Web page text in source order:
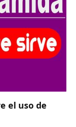
el uso de